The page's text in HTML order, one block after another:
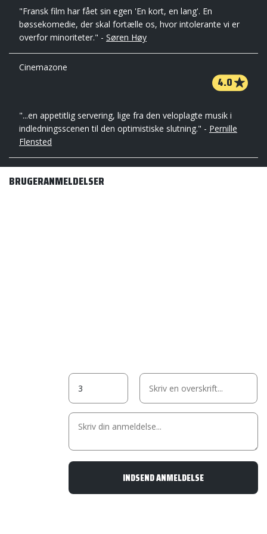
"Fransk film har fået sin egen 'En kort, en lang'. En
bøssekomedie, der skal fortælle os, hvor intolerante vi er
overfor minoriteter." - Søren Høy
Cinemazone
4.0
"...en appetitlig servering, lige fra den veloplagte musik i
indledningsscenen til den optimistiske slutning." - Pernille
Flensted
BRUGERANMELDELSER